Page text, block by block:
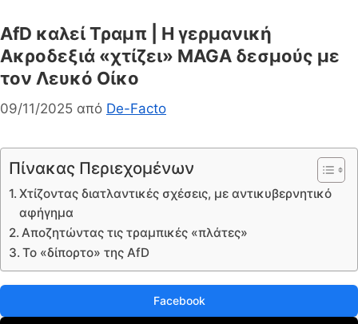
AfD καλεί Τραμπ | Η γερμανική
Ακροδεξιά «χτίζει» MAGA δεσμούς με
τον Λευκό Οίκο
09/11/2025 από De-Facto
Πίνακας Περιεχομένων
Χτίζοντας διατλαντικές σχέσεις, με αντικυβερνητικό
αφήγημα
Αποζητώντας τις τραμπικές «πλάτες»
Το «δίπορτο» της AfD
Facebook